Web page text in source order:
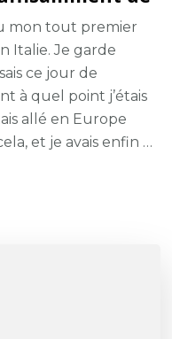
mon tout premier
Italie. Je garde
ce jour de
à quel point j’étais
allé en Europe
et je avais enfin …